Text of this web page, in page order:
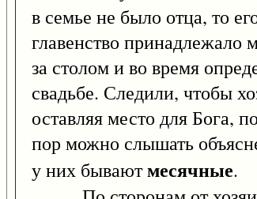
в семье не было отца, то
главенство
за столом и во время
свадьбе. Следили, чтобы
оставляя место для Бога,
пор можно слышать
у них бываютмесячные.